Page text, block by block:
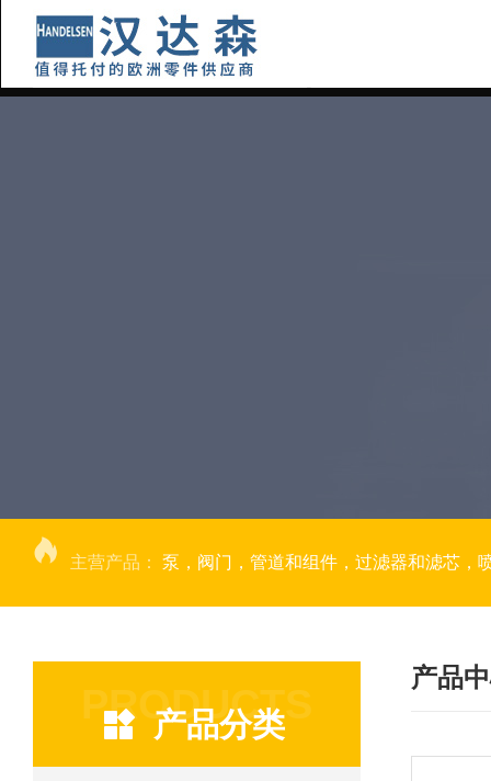
主营产品： 泵，阀门，管道和组件，过滤器和滤芯，
PRODUCTS
产品分类
产品